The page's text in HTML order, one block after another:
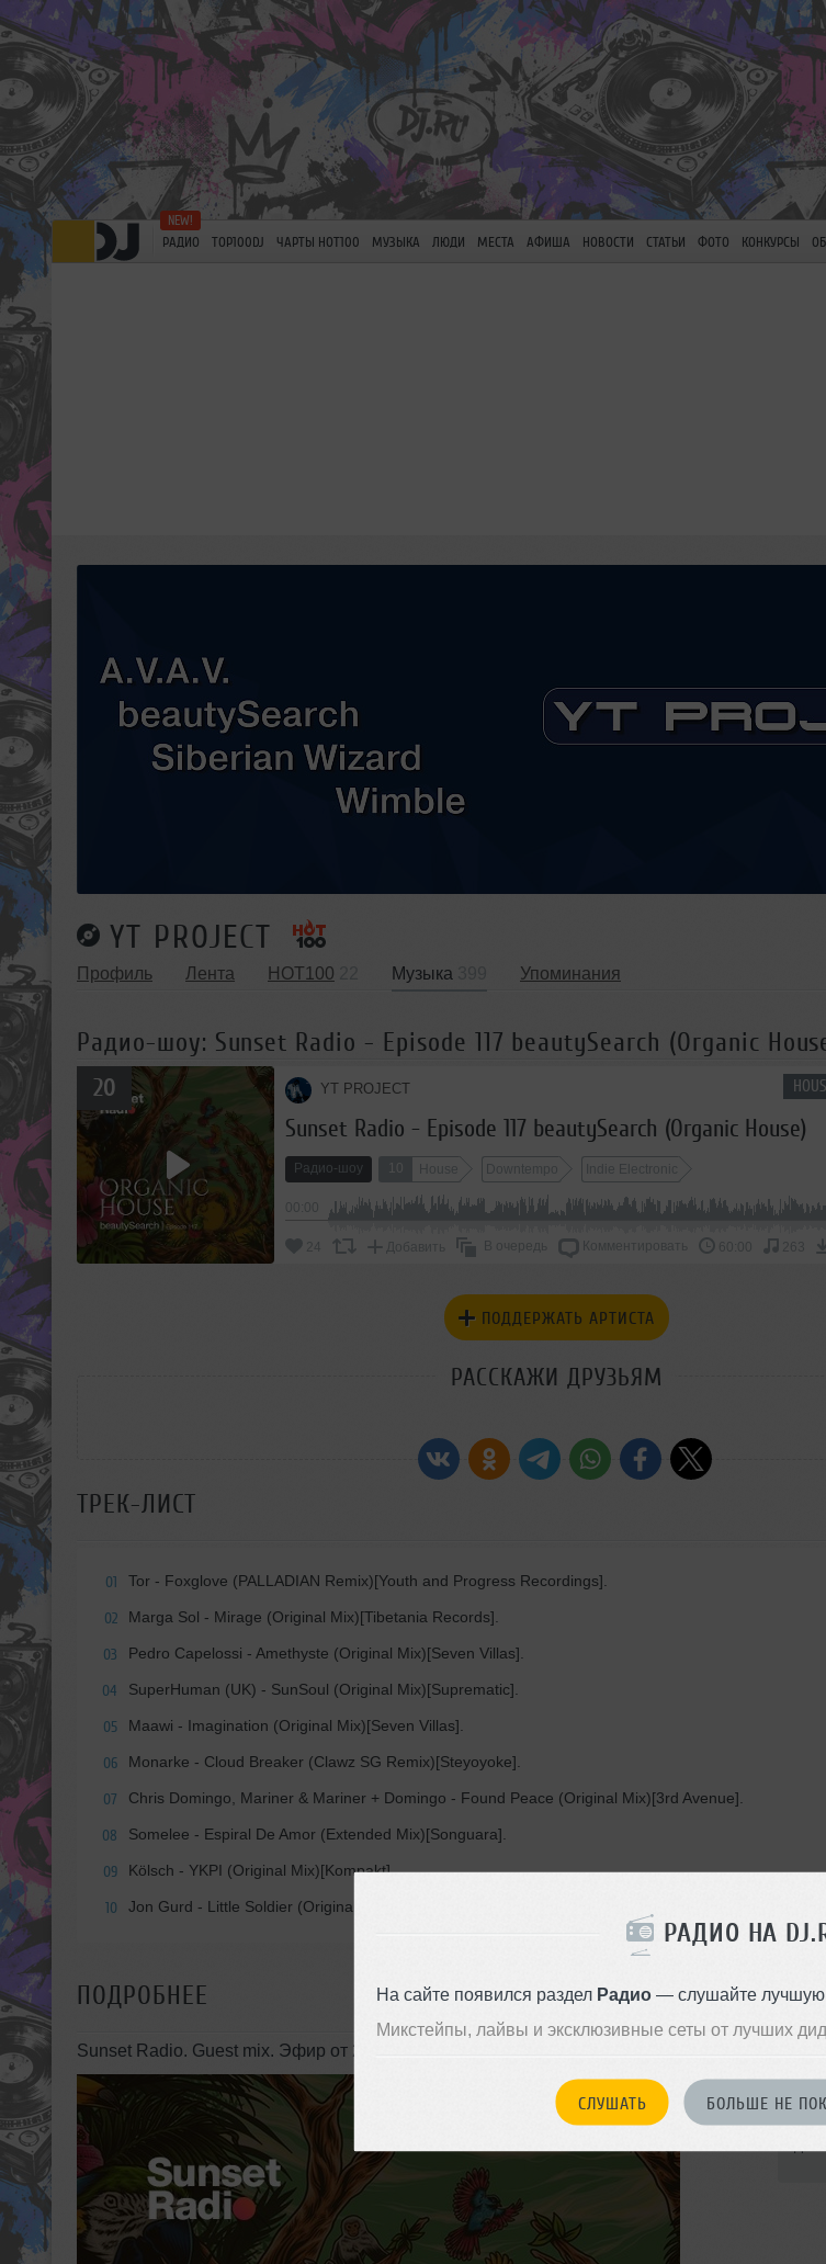
РАДИО НА
На сайте появился раздел Радио— слушайте лучшую
Микстейпы, лайвы и эксклюзивные сеты от лучших
СЛУШАТЬ БОЛЬШЕ НЕ
РАДИО TOP100DJ ЧАРТЫ HOT100 МУЗЫКА ЛЮДИ МЕСТА АФИША НОВОСТИ СТАТЬИ ФОТО КОНКУРСЫ
YT PROJECT
Профиль Лента HOT100 Музыка Упоминания
Радио-шоу: Sunset Radio - Episode 117 beautySearch (Organic
20 YT PROJECT
Sunset Radio - Episode 117 beautySearch (Organic House)
Радио-шоу House Downtempo Indie Electronic
24 Добавить В очередь Комментировать 60:00 263
ПОДДЕРЖАТЬ АРТИСТА
РАССКАЖИ ДРУЗЬЯМ
ТРЕК-ЛИСТ
01 Tor - Foxglove (PALLADIAN Remix)[Youth and Progress Recordings].
02 Marga Sol - Mirage (Original Mix)[Tibetania Records].
03 Pedro Capelossi - Amethyste (Original Mix)[Seven Villas].
04 SuperHuman (UK) - SunSoul (Original Mix)[Suprematic].
05 Maawi - Imagination (Original Mix)[Seven Villas].
06 Monarke - Cloud Breaker (Clawz SG Remix)[Steyoyoke].
07 Chris Domingo, Mariner & Mariner + Domingo - Found Peace (Original Mix)[3rd Avenue].
08 Somelee - Espiral De Amor (Extended Mix)[Songuara].
09 Kölsch - YKPI (Original Mix)[Kompakt].
10 Jon Gurd - Little Soldier (Original Mix)[Anjunadeep].
ПОДРОБНЕЕ
Sunset Radio. Guest mix. Эфир от 24.07.22